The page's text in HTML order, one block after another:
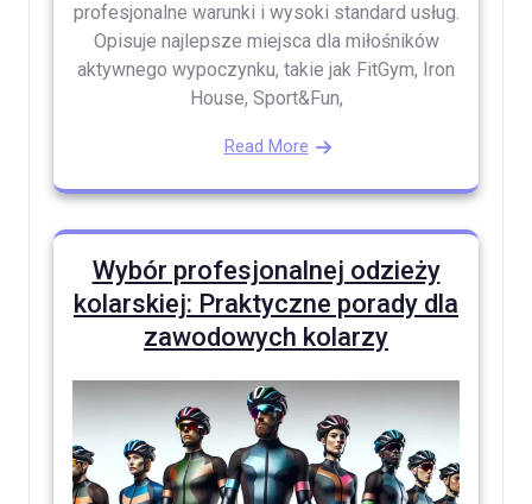
profesjonalne warunki i wysoki standard usług.
Opisuje najlepsze miejsca dla miłośników
aktywnego wypoczynku, takie jak FitGym, Iron
House, Sport&Fun,
Read More
Wybór profesjonalnej odzieży
kolarskiej: Praktyczne porady dla
zawodowych kolarzy